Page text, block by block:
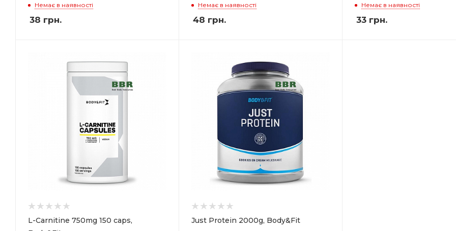
Немає в наявності
38 грн.
Немає в наявності
48 грн.
Немає в наявності
33грн.
L-Carnitine 750mg 150 caps,
Just Protein 2000g, Body&Fit